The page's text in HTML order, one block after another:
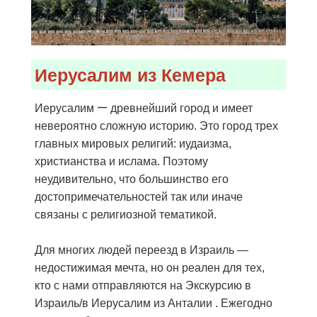
Иерусалим из Кемера
Иерусалим — древнейший город и имеет
невероятно сложную историю. Это город трех
главных мировых религий: иудаизма,
христианства и ислама. Поэтому
неудивительно, что большинство его
достопримечательностей так или иначе
связаны с религиозной тематикой.
Для многих людей переезд в Израиль —
недостижимая мечта, но он реален для тех,
кто с нами отправляются на Экскурсию в
Израиль/в Иерусалим из Анталии . Ежегодно